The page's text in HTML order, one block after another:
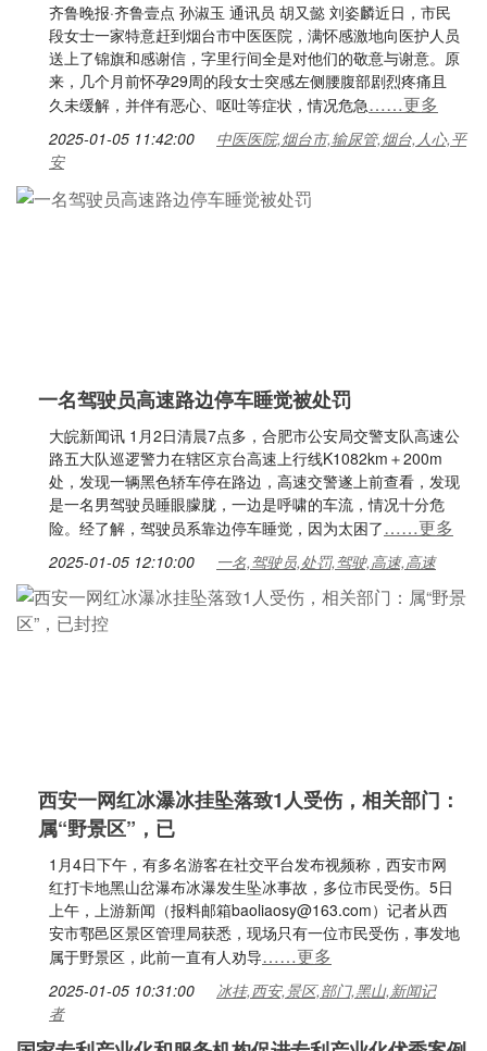
齐鲁晚报·齐鲁壹点 孙淑玉 通讯员 胡又懿 刘姿麟近日，市民
段女士一家特意赶到烟台市中医医院，满怀感激地向医护人员
送上了锦旗和感谢信，字里行间全是对他们的敬意与谢意。原
来，几个月前怀孕29周的段女士突感左侧腰腹部剧烈疼痛且
久未缓解，并伴有恶心、呕吐等症状，情况危急……更多
2025-01-05 11:42:00
中医医院,烟台市,输尿管,烟台,人心,平
安
一名驾驶员高速路边停车睡觉被处罚
大皖新闻讯 1月2日清晨7点多，合肥市公安局交警支队高速公
路五大队巡逻警力在辖区京台高速上行线K1082km＋200m
处，发现一辆黑色轿车停在路边，高速交警遂上前查看，发现
是一名男驾驶员睡眼朦胧，一边是呼啸的车流，情况十分危
险。经了解，驾驶员系靠边停车睡觉，因为太困了……更多
2025-01-05 12:10:00 一名,驾驶员,处罚,驾驶,高速,高速
西安一网红冰瀑冰挂坠落致1人受伤，相关部门：
属“野景区”，已
1月4日下午，有多名游客在社交平台发布视频称，西安市网
红打卡地黑山岔瀑布冰瀑发生坠冰事故，多位市民受伤。5日
上午，上游新闻（报料邮箱baoliaosy@163.com）记者从西
安市鄠邑区景区管理局获悉，现场只有一位市民受伤，事发地
属于野景区，此前一直有人劝导……更多
2025-01-05 10:31:00
冰挂,西安,景区,部门,黑山,新闻记
者